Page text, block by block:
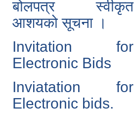
बोलपत्र स्वीकृत
आशयको सूचना ।
Invitation for
Electronic Bids
Inviatation for
Electronic bids.